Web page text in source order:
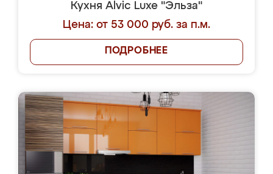
Кухня Alvic Luxe "Эльза"
Цена: от 53 000 руб. за п.м.
ПОДРОБНЕЕ